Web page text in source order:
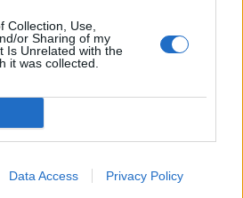
Collection, Use,
or Sharing of my
Is Unrelated with the
it was collected.
Data Access Privacy Policy
οι συνομιλίες με το
του Ορμούζ –
επιθέσεις σε πλοία
χτυπήθηκε ανοιχτά του
η φωτιά που προκλήθηκε